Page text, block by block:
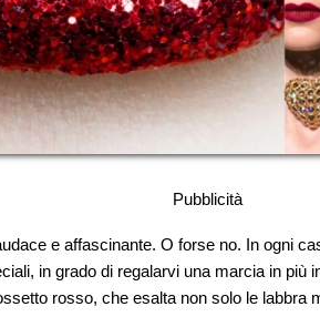
Pubblicità
e affascinante. O forse no. In ogni
in grado di regalarvi una marcia in
rosso, che esalta non solo le labbra